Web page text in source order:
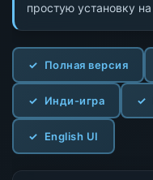
простую установку
Полная версия
Инди-игра
English UI